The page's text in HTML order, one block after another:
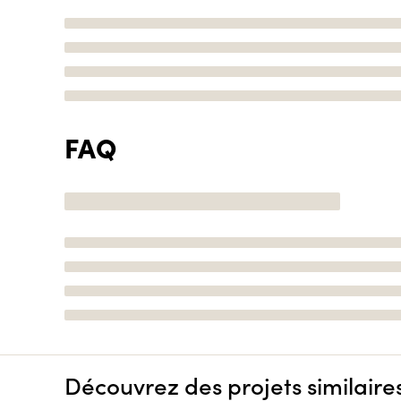
FAQ
Découvrez des projets